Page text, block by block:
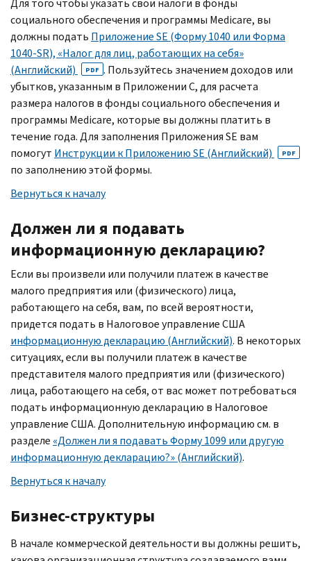
социального обеспечения и программы Medicare, вы
должны подать ПриложениеSЕ (Форму 1040 или Форма
1040-SR), «Налог для лиц, работающих на себя»
(Английский)
PDF . Пользуйтесь значением доходов или
убытков, указанным в ПриложенииC,для расчета
размера налогов в фонды социального обеспечения и
программы Medicare, которые вы должны платить в
течение года. Для заполнения ПриложенияSE вам
помогут Инструкции к ПриложениюSE (Английский) PDF
по заполнению этой формы.
Вернуться к началу
Должен ли я подавать
информационную декларацию?
Если вы произвели или получили платеж в качестве
малого предприятия или (физического) лица,
работающего на себя, вам, по всей вероятности,
придется подать в Налоговое управление США
информационную декларацию (Английский). В некоторых
ситуациях, если вы получили платеж в качестве
представителя малого предприятия или (физического)
лица, работающего на себя, от вас может потребоваться
подать информационную декларацию в Налоговое
управление США. Дополнительную информацию см. в
разделе «Должен ли я подавать Форму 1099 или другую
информационную декларацию?» (Английский).
Вернуться к началу
Бизнес-структуры
В начале коммерческой деятельности вы должны решить,